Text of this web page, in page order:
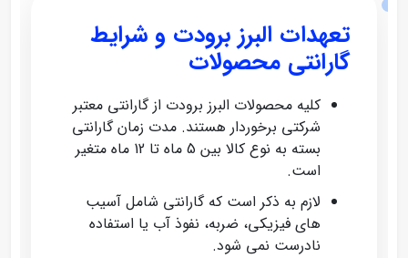
تعهدات البرز برودت و شرایط
گارانتی محصولات
کلیه محصولات البرز برودت از گارانتی معتبر
شرکتی برخوردار هستند. مدت زمان گارانتی
بسته به نوع کالا بین 5 ماه تا 12 ماه متغیر
است.
لازم به ذکر است که گارانتی شامل آسیب‌
های فیزیکی، ضربه، نفوذ آب یا استفاده
نادرست نمی‌ شود.